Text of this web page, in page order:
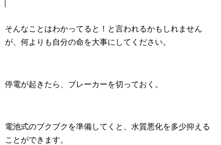
そんなことはわかってると！と言われるかもしれません
が、何よりも自分の命を大事にしてください。
停電が起きたら、ブレーカーを切っておく。
電池式のブクブクを準備してくと、水質悪化を多少抑える
ことができます。